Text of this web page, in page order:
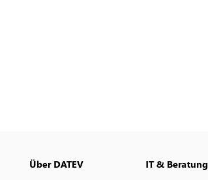
Über DATEV IT & Beratung